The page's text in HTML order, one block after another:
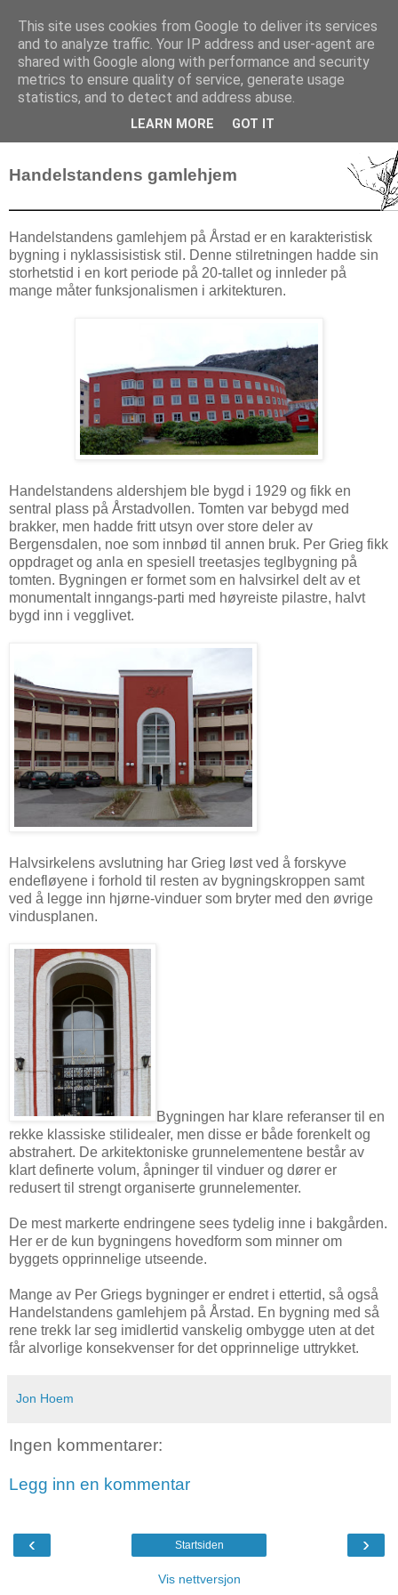
Arkitekturvandring i Bergen
Bergensarkitektur i ord og bilder
Handelstandens gamlehjem
Handelstandens gamlehjem på Årstad er en karakteristisk
bygning i nyklassisistisk stil. Denne stilretningen hadde sin
storhetstid i en kort periode på 20-tallet og innleder på
mange måter funksjonalismen i arkitekturen.
Handelstandens aldershjem ble bygd i 1929 og fikk en
sentral plass på Årstadvollen. Tomten var bebygd med
brakker, men hadde fritt utsyn over store deler av
Bergensdalen, noe som innbød til annen bruk. Per Grieg fikk
oppdraget og anla en spesiell treetasjes teglbygning på
tomten. Bygningen er formet som en halvsirkel delt av et
monumentalt inngangs-parti med høyreiste pilastre, halvt
bygd inn i vegglivet.
Halvsirkelens avslutning har Grieg løst ved å forskyve
endefløyene i forhold til resten av bygningskroppen samt
ved å legge inn hjørne-vinduer som bryter med den øvrige
vindusplanen.
Bygningen har klare referanser til en
rekke klassiske stilidealer, men disse er både forenkelt og
abstrahert. De arkitektoniske grunnelementene består av
klart definerte volum, åpninger til vinduer og dører er
redusert til strengt organiserte grunnelementer.
De mest markerte endringene sees tydelig inne i bakgården.
Her er de kun bygningens hovedform som minner om
byggets opprinnelige utseende.
Mange av Per Griegs bygninger er endret i ettertid, så også
Handelstandens gamlehjem på Årstad. En bygning med så
rene trekk lar seg imidlertid vanskelig ombygge uten at det
får alvorlige konsekvenser for det opprinnelige uttrykket.
Jon Hoem
Ingen kommentarer:
Legg inn en kommentar
‹ ›
Startsiden
Vis nettversjon
This site uses cookies from Google to deliver its services
and to analyze traffic. Your IP address and user-agent are
shared with Google along with performance and security
metrics to ensure quality of service, generate usage
statistics, and to detect and address abuse.
LEARN MORE GOT IT